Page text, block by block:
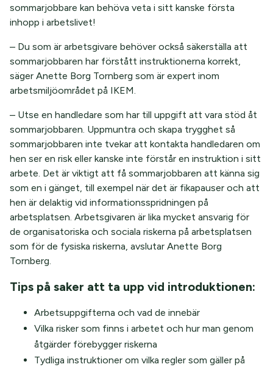
sommarjobbare kan behöva veta i sitt kanske första
inhopp i arbetslivet!
– Du som är arbetsgivare behöver också säkerställa att
sommarjobbaren har förstått instruktionerna korrekt,
säger Anette Borg Tornberg som är expert inom
arbetsmiljöområdet på IKEM.
– Utse en handledare som har till uppgift att vara stöd åt
sommarjobbaren. Uppmuntra och skapa trygghet så
sommarjobbaren inte tvekar att kontakta handledaren om
hen ser en risk eller kanske inte förstår en instruktion i sitt
arbete. Det är viktigt att få sommarjobbaren att känna sig
som en i gänget, till exempel när det är fikapauser och att
hen är delaktig vid informationsspridningen på
arbetsplatsen. Arbetsgivaren är lika mycket ansvarig för
de organisatoriska och sociala riskerna på arbetsplatsen
som för de fysiska riskerna, avslutar Anette Borg
Tornberg.
Tips på saker att ta upp vid introduktionen:
Arbetsuppgifterna och vad de innebär
Vilka risker som finns i arbetet och hur man genom
åtgärder förebygger riskerna
Tydliga instruktioner om vilka regler som gäller på